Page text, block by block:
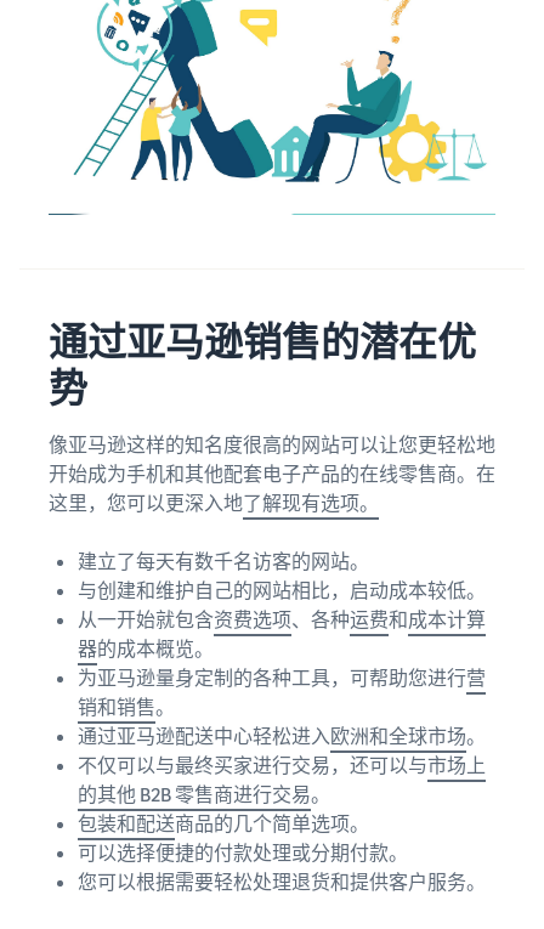
通过亚马逊销售的潜在优
势
像亚马逊这样的知名度很高的网站可以让您更轻松地
开始成为手机和其他配套电子产品的在线零售商。在
这里，您可以更深入地了解现有选项。
建立了每天有数千名访客的网站。
与创建和维护自己的网站相比，启动成本较低。
从一开始就包含资费选项、各种运费和成本计算
器的成本概览。
为亚马逊量身定制的各种工具，可帮助您进行营
销和销售。
通过亚马逊配送中心轻松进入欧洲和全球市场。
不仅可以与最终买家进行交易，还可以与市场上
的其他 B2B 零售商进行交易。
包装和配送商品的几个简单选项。
可以选择便捷的付款处理或分期付款。
您可以根据需要轻松处理退货和提供客户服务。